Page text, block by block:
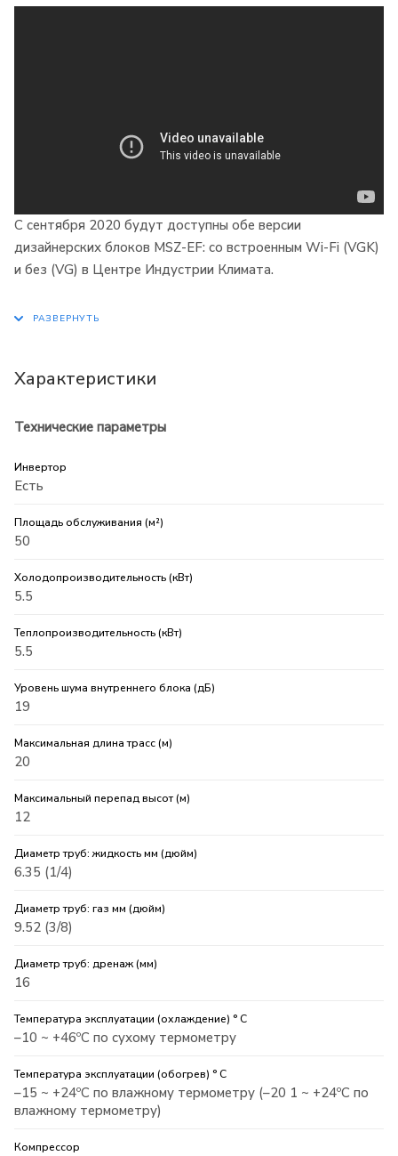
С сентября 2020 будут доступны обе версии
дизайнерских блоков MSZ-EF: со встроенным Wi-Fi (VGK)
и без (VG) в Центре Индустрии Климата.
Характеристики
Технические параметры
Инвертор
Есть
Площадь обслуживания (м²)
50
Холодопроизводительность (кВт)
5.5
Теплопроизводительность (кВт)
5.5
Уровень шума внутреннего блока (дБ)
19
Максимальная длина трасс (м)
20
Максимальный перепад высот (м)
12
Диаметр труб: жидкость мм (дюйм)
6.35 (1/4)
Диаметр труб: газ мм (дюйм)
9.52 (3/8)
Диаметр труб: дренаж (мм)
16
Температура эксплуатации (охлаждение) ° C
–10 ~ +46ºC по сухому термометру
Температура эксплуатации (обогрев) ° C
–15 ~ +24ºC по влажному термометру (–20 1 ~ +24ºC по
влажному термометру)
Компрессор